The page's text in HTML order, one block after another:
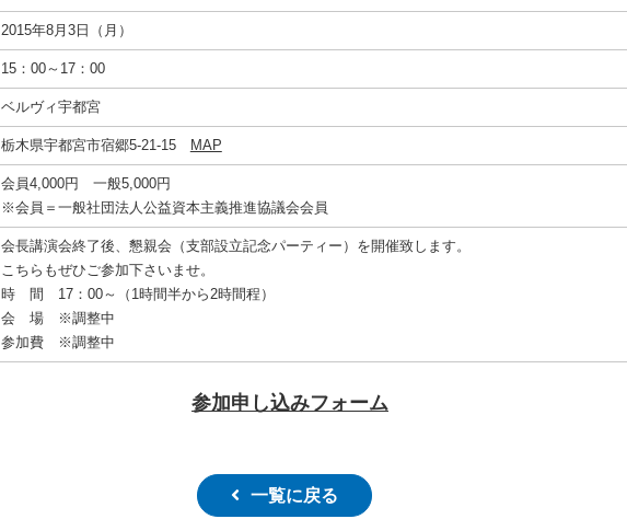
2015年8月3日（月）
15：00～17：00
ベルヴィ宇都宮
栃木県宇都宮市宿郷5-21-15 MAP
会員4,000円 一般5,000円
※会員＝一般社団法人公益資本主義推進協議会会員
会長講演会終了後、懇親会（支部設立記念パーティー）を開催致します。
こちらもぜひご参加下さいませ。
時 間 17：00～（1時間半から2時間程）
会 場
※調整中
参加費
※調整中
参加申し込みフォーム
一覧に戻る